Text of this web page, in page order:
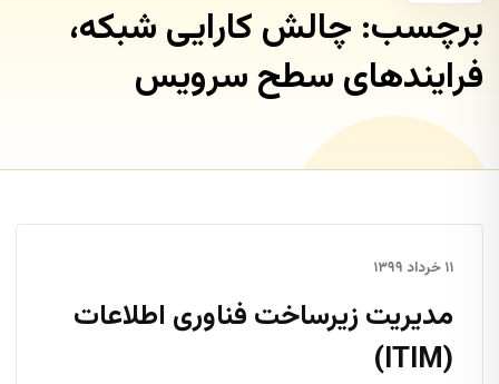
برچسب: چالش کارایی شبکه،
فرایندهای سطح سرویس
۱۱ خرداد ۱۳۹۹
مدیریت زیرساخت فناوری اطلاعات
(ITIM)